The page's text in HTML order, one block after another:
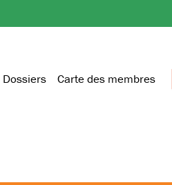
Dossiers Carte des membres